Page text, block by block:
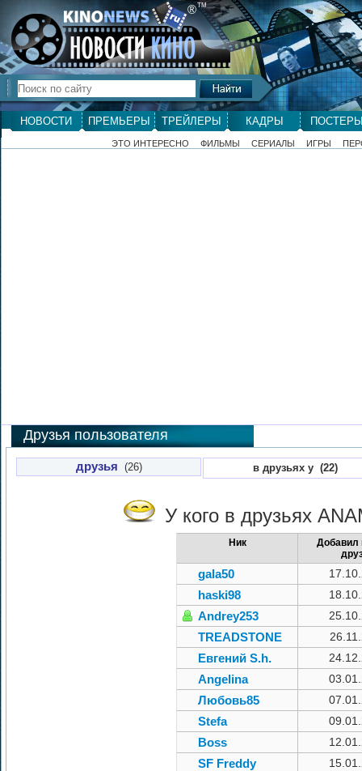
®ТМ
НОВОСТИ ПРЕМЬЕРЫ ТРЕЙЛЕРЫ КАДРЫ
ЭТО ИНТЕРЕСНО ФИЛЬМЫ СЕРИАЛЫ ИГРЫ
Друзья пользователя
друзья (26) в друзьях у (22)
У кого в друзьях
Ник
Добавил
gala50
haski98
Andrey253
TREADSTONE
Евгений S.h.
Angelina
Любовь85
Stefa
Boss
SF Freddy